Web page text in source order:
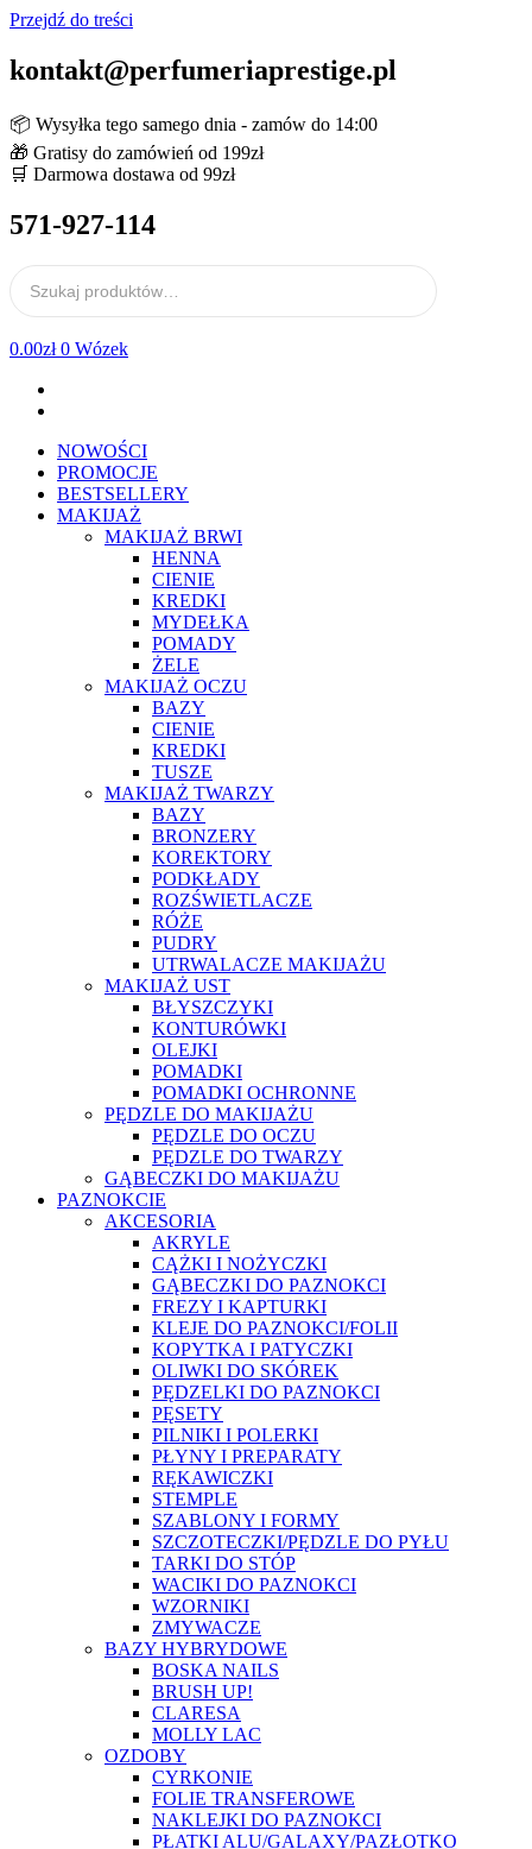
Przejdź do treści
kontakt@perfumeriaprestige.pl
📦 Wysyłka tego samego dnia - zamów do 14:00
🎁 Gratisy do zamówień od 199zł
🛒 Darmowa dostawa od 99zł
571-927-114
0.00zł 0 Wózek
NOWOŚCI
PROMOCJE
BESTSELLERY
MAKIJAŻ
MAKIJAŻ BRWI
HENNA
CIENIE
KREDKI
MYDEŁKA
POMADY
ŻELE
MAKIJAŻ OCZU
BAZY
CIENIE
KREDKI
TUSZE
MAKIJAŻ TWARZY
BAZY
BRONZERY
KOREKTORY
PODKŁADY
ROZŚWIETLACZE
RÓŻE
PUDRY
UTRWALACZE MAKIJAŻU
MAKIJAŻ UST
BŁYSZCZYKI
KONTURÓWKI
OLEJKI
POMADKI
POMADKI OCHRONNE
PĘDZLE DO MAKIJAŻU
PĘDZLE DO OCZU
PĘDZLE DO TWARZY
GĄBECZKI DO MAKIJAŻU
PAZNOKCIE
AKCESORIA
AKRYLE
CĄŻKI I NOŻYCZKI
GĄBECZKI DO PAZNOKCI
FREZY I KAPTURKI
KLEJE DO PAZNOKCI/FOLII
KOPYTKA I PATYCZKI
OLIWKI DO SKÓREK
PĘDZELKI DO PAZNOKCI
PĘSETY
PILNIKI I POLERKI
PŁYNY I PREPARATY
RĘKAWICZKI
STEMPLE
SZABLONY I FORMY
SZCZOTECZKI/PĘDZLE DO PYŁU
TARKI DO STÓP
WACIKI DO PAZNOKCI
WZORNIKI
ZMYWACZE
BAZY HYBRYDOWE
BOSKA NAILS
BRUSH UP!
CLARESA
MOLLY LAC
OZDOBY
CYRKONIE
FOLIE TRANSFEROWE
NAKLEJKI DO PAZNOKCI
PŁATKI ALU/GALAXY/PAZŁOTKO